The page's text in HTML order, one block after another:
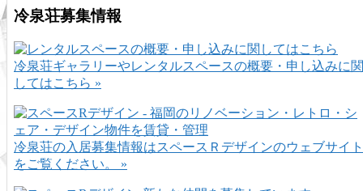
冷泉荘募集情報
冷泉荘ギャラリーやレンタルスペースの概要・申し込みに関
してはこちら »
冷泉荘の入居募集情報はスペースＲデザインのウェブサイト
をご覧ください。 »